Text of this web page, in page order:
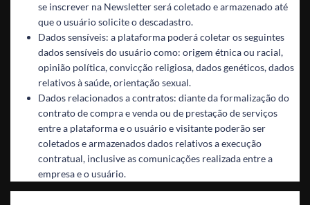
se inscrever na Newsletter será coletado e armazenado até
que o usuário solicite o descadastro.
Dados sensíveis: a plataforma poderá coletar os seguintes
dados sensíveis do usuário como: origem étnica ou racial,
opinião política, convicção religiosa, dados genéticos, dados
relativos à saúde, orientação sexual.
Dados relacionados a contratos: diante da formalização do
contrato de compra e venda ou de prestação de serviços
entre a plataforma e o usuário e visitante poderão ser
coletados e armazenados dados relativos a execução
contratual, inclusive as comunicações realizada entre a
empresa e o usuário.